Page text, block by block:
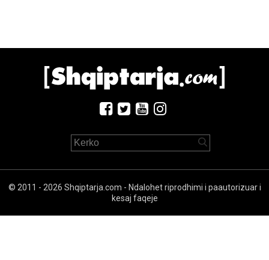
© 2011 - 2026 Shqiptarja.com - Ndalohet riprodhimi i paautorizuar i
kesaj faqeje